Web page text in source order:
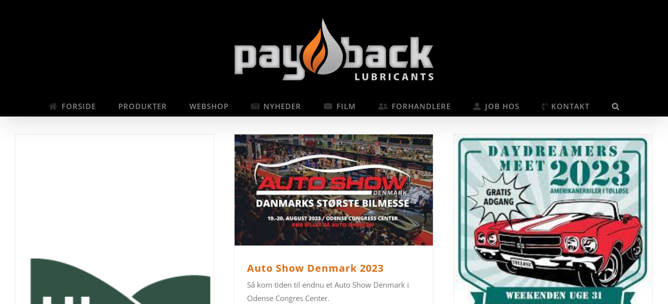
FORSIDE PRODUKTER WEBSHOP NYHEDER FILM FORHANDLERE JOB HOS KONTAKT
Auto Show Denmark 2023
Så kom tiden til endnu et Auto Show Denmark i
Odense Congres Center.